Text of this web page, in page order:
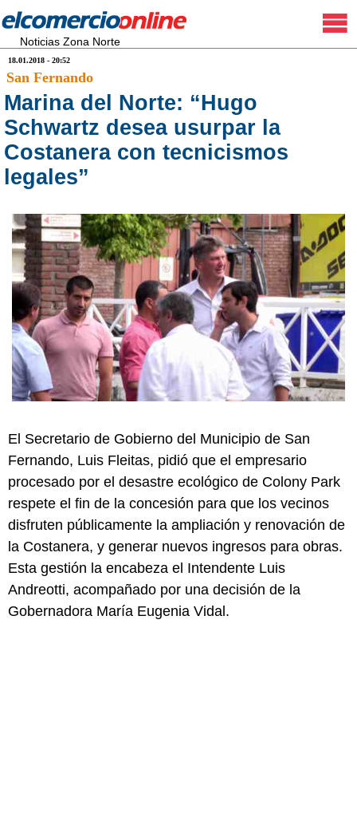
Noticias Zona Norte
18.01.2018 - 20:52
San Fernando
Marina del Norte: “Hugo
Schwartz desea usurpar la
Costanera con tecnicismos
legales”
El Secretario de Gobierno del Municipio de San
Fernando, Luis Fleitas, pidió que el empresario
procesado por el desastre ecológico de Colony Park
respete el fin de la concesión para que los vecinos
disfruten públicamente la ampliación y renovación de
la Costanera, y generar nuevos ingresos para obras.
Esta gestión la encabeza el Intendente Luis
Andreotti, acompañado por una decisión de la
Gobernadora María Eugenia Vidal.